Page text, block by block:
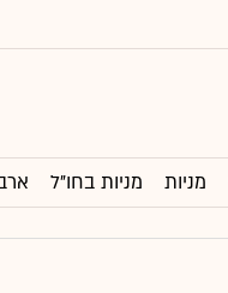
מניות מניות בחו"ל